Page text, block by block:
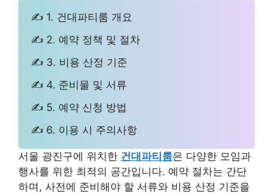
✍ 1. 건대파티룸 개요
✍ 2. 예약 정책 및 절차
✍ 3. 비용 산정 기준
✍ 4. 준비물 및 서류
✍ 5. 예약 신청 방법
✍ 6. 이용 시 주의사항
서울 광진구에 위치한 건대파티룸은 다양한 모임과
행사를 위한 최적의 공간입니다. 예약 절차는 간단
하며, 사전에 준비해야 할 서류와 비용 산정 기준을